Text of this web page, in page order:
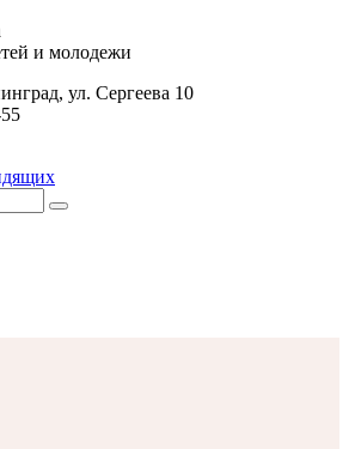
и молодежи
ул. Сергеева 10